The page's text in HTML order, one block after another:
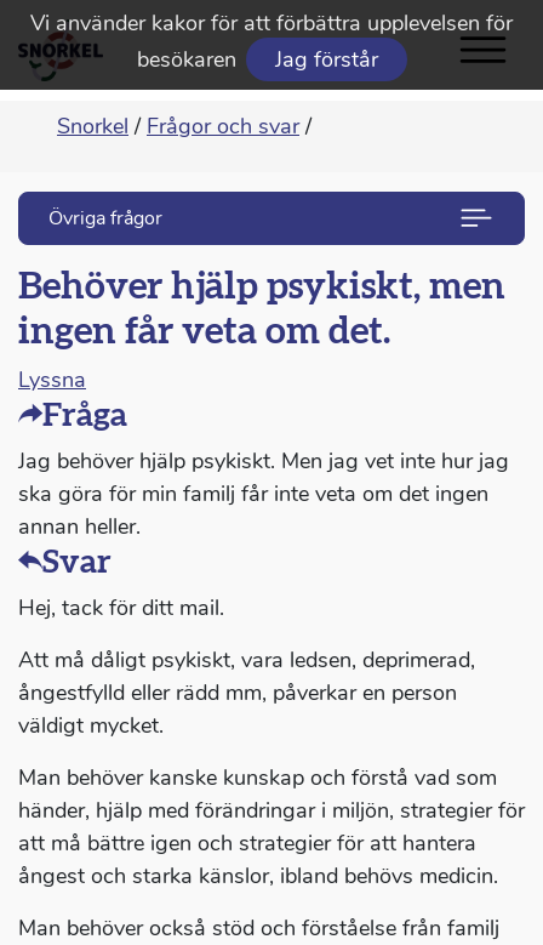
Vi använder kakor för att förbättra upplevelsen för
besökaren
Jag förstår
Snorkel / Frågor och svar /
Övriga frågor
Behöver hjälp psykiskt, men
ingen får veta om det.
Lyssna
Fråga
Jag behöver hjälp psykiskt. Men jag vet inte hur jag
ska göra för min familj får inte veta om det ingen
annan heller.
Svar
Hej, tack för ditt mail.
Att må dåligt psykiskt, vara ledsen, deprimerad,
ångestfylld eller rädd mm, påverkar en person
väldigt mycket.
Man behöver kanske kunskap och förstå vad som
händer, hjälp med förändringar i miljön, strategier för
att må bättre igen och strategier för att hantera
ångest och starka känslor, ibland behövs medicin.
Man behöver också stöd och förståelse från familj